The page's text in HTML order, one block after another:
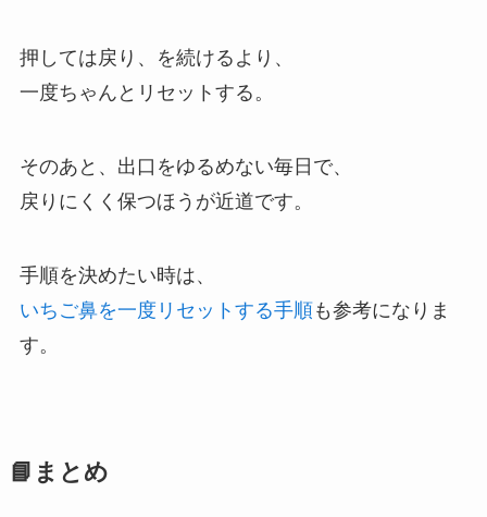
押しては戻り、を続けるより、
一度ちゃんとリセットする。
そのあと、出口をゆるめない毎日で、
戻りにくく保つほうが近道です。
手順を決めたい時は、
いちご鼻を一度リセットする手順も参考になりま
す。
📘まとめ